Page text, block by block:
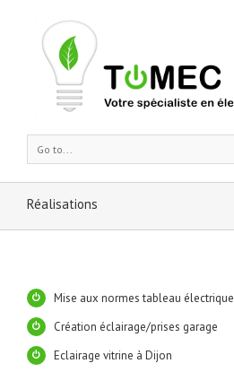
Go to...
Réalisations
Mise aux normes tableau électrique
Création éclairage/prises garage
Eclairage vitrine à Dijon